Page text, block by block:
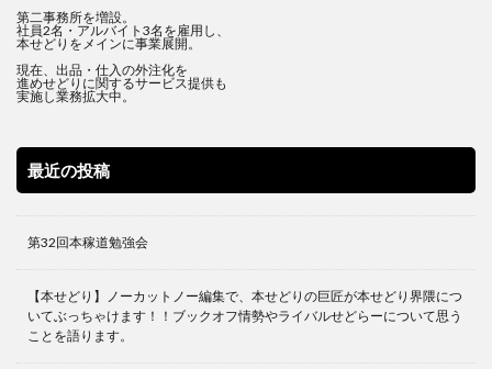
第二事務所を増設。
社員2名・アルバイト3名を雇用し、
本せどりをメインに事業展開。
現在、出品・仕入の外注化を
進めせどりに関するサービス提供も
実施し業務拡大中。
最近の投稿
第32回本稼道勉強会
【本せどり】ノーカットノー編集で、本せどりの巨匠が本せどり界隈につ
いてぶっちゃけます！！ブックオフ情勢やライバルせどらーについて思う
ことを語ります。